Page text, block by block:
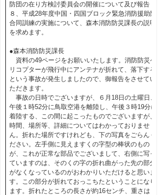
防団の在り方検討委員会の開催について及び報告
８、平成28年度中国・四国ブロック緊急消防援助隊
合同訓練の実施について、森本消防防災課長の説明
を求めます。
●森本消防防災課長
資料の49ページをお願いいたします。消防防災ヘ
リコプターが飛行中にアンテナが折れて、落下する
という事故が発生しましたので、御報告をさせてい
ただきます。
事故の日時でございますが、６月18日の土曜日、
午後１時52分に鳥取空港を離陸し、午後３時19分に
着陸する、この間に起こったものでございますが、
時間、場所等、詳細についてはわかっておりませ
ん。折れた場所ですけれども、下の写真をごらんく
ださい。左手側に見えますくの字型の棒状のもの
が、これが正常な部品でございまして、右側に写っ
ていますのは、そのくの字の折れ曲がった先の部分
がなくなっているのがおわかりいただけると思いま
す。この部分が折れておっこちたということになり
ます。折れたところの長さが約16センチ、重さは６